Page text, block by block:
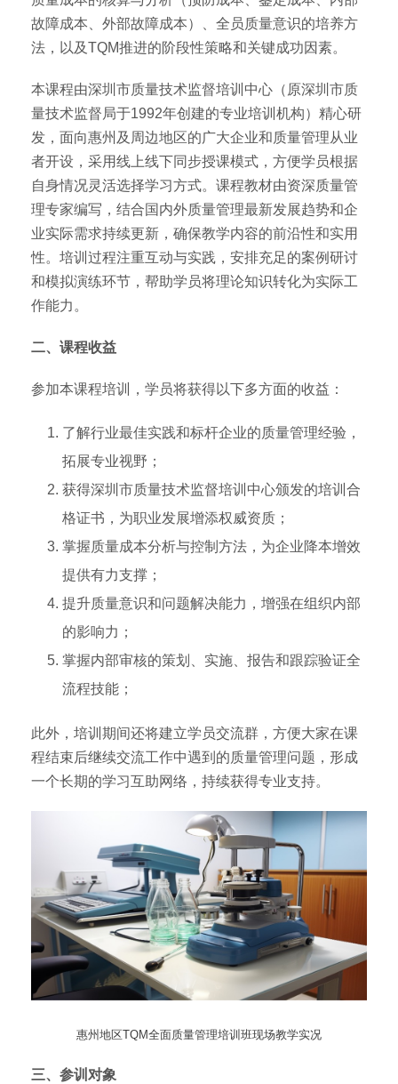
故障成本、外部故障成本）、全员质量意识的培养方
法，以及TQM推进的阶段性策略和关键成功因素。
本课程由深圳市质量技术监督培训中心（原深圳市质
量技术监督局于1992年创建的专业培训机构）精心研
发，面向惠州及周边地区的广大企业和质量管理从业
者开设，采用线上线下同步授课模式，方便学员根据
自身情况灵活选择学习方式。课程教材由资深质量管
理专家编写，结合国内外质量管理最新发展趋势和企
业实际需求持续更新，确保教学内容的前沿性和实用
性。培训过程注重互动与实践，安排充足的案例研讨
和模拟演练环节，帮助学员将理论知识转化为实际工
作能力。
二、课程收益
参加本课程培训，学员将获得以下多方面的收益：
了解行业最佳实践和标杆企业的质量管理经验，
拓展专业视野；
获得深圳市质量技术监督培训中心颁发的培训合
格证书，为职业发展增添权威资质；
掌握质量成本分析与控制方法，为企业降本增效
提供有力支撑；
提升质量意识和问题解决能力，增强在组织内部
的影响力；
掌握内部审核的策划、实施、报告和跟踪验证全
流程技能；
此外，培训期间还将建立学员交流群，方便大家在课
程结束后继续交流工作中遇到的质量管理问题，形成
一个长期的学习互助网络，持续获得专业支持。
惠州地区TQM全面质量管理培训班现场教学实况
三、参训对象